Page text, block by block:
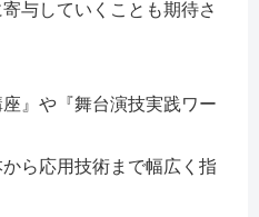
与していくことも期待さ
』や『舞台演技実践ワー
ら応用技術まで幅広く指